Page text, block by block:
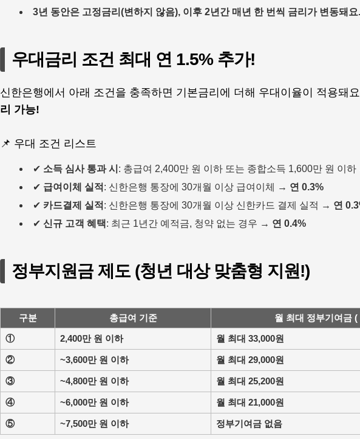
3년 동안은 고정금리(변하지 않음), 이후 2년간 매년 한 번씩 금리가 변동돼요.
우대금리 조건 최대 연 1.5% 추가!
신한은행에서 아래 조건을 충족하면 기본금리에 더해 우대이율이 적용돼
리 가능!
📌 우대 조건 리스트
✔ 소득 심사 통과 시 : 총급여 2,400만 원 이하 또는 종합소득 1,600만 원 이
✔ 급여이체 실적 : 신한은행 통장에 30개월 이상 급여이체 → 연 0.3%
✔ 카드결제 실적 : 신한은행 통장에 30개월 이상 신한카드 결제 실적 → 연
✔ 신규 고객 혜택: 최근 1년간 예적금, 청약 없는 경우 → 연 0.4%
정부지원금 제도 (청년 대상 맞춤형 지원!)
구분 총급여 기준
월 최대 정부기여
①
2,400만 원 이하 월 최대 33,000원
② ~3,600만 원 이하 월 최대 29,000원
③ ~4,800만 원 이하 월 최대 25,200원
④ ~6,000만 원 이하 월 최대 21,000원
⑤ ~7,500만 원 이하 정부기여금 없음